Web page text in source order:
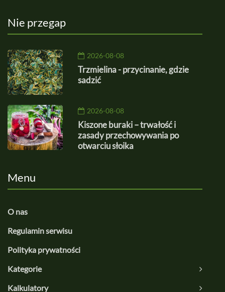
Nie przegap
2026-08-08
Trzmielina - przycinanie, gdzie
sadzić
2026-08-08
Kiszone buraki – trwałość i
zasady przechowywania po
otwarciu słoika
Menu
O nas
Regulamin serwisu
Polityka prywatności
Kategorie
Kalkulatory